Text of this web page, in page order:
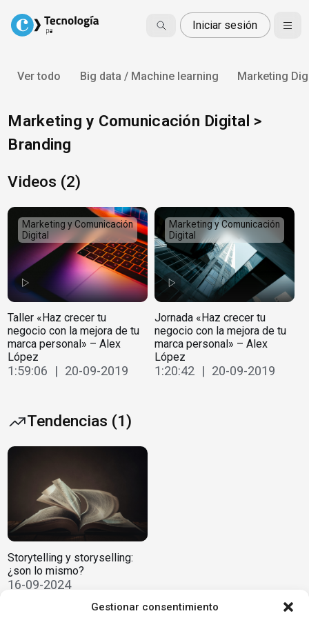
Gestionar consentimiento
content
Iniciar sesión
Ver todo Big data / Machine learning Marketing
Marketing y Comunicación Digital >
Branding
Videos (2)
Marketing y Comunicación
Digital
Taller «Haz crecer tu
negocio con la mejora de tu
marca personal» – Alex
López
1:59:06 | 20-09-2019
Marketing y Comunicación
Digital
Jornada «Haz crecer tu
negocio con la mejora de tu
marca personal» – Alex
López
1:20:42 | 20-09-2019
Tendencias (1)
Storytelling y storyselling:
¿son lo mismo?
16-09-2024